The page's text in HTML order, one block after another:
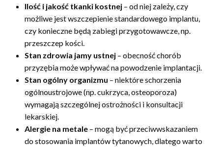
Ilość i jakość tkanki kostnej – od niej zależy, czy
możliwe jest wszczepienie standardowego implantu,
czy konieczne będą zabiegi przygotowawcze, np.
przeszczep kości.
Stan zdrowia jamy ustnej – obecność chorób
przyzębia może wpływać na powodzenie implantacji.
Stan ogólny organizmu – niektóre schorzenia
ogólnoustrojowe (np. cukrzyca, osteoporoza)
wymagają szczególnej ostrożności i konsultacji
lekarskiej.
Alergie na metale – mogą być przeciwwskazaniem
do stosowania implantów tytanowych, dlatego warto